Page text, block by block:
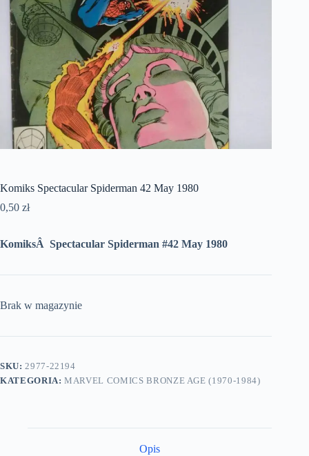
Komiks Spectacular Spiderman 42 May 1980
0,50 zł
KomiksÂ Spectacular Spiderman #42 May 1980
Brak w magazynie
SKU:2977-22194
KATEGORIA:MARVEL COMICS BRONZE AGE (1970-1984)
Opis